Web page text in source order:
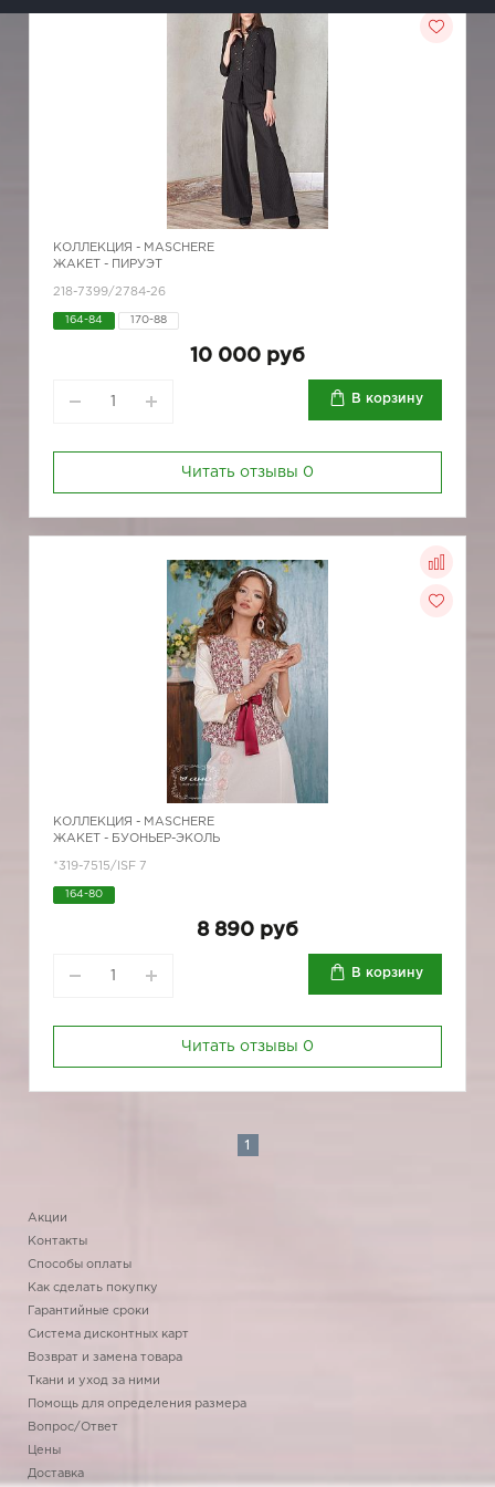
КОЛЛЕКЦИЯ - MASCHERE
ЖАКЕТ - ПИРУЭТ
218-7399/2784-26
164-84 170-88
10 000 руб
В корзину
Читать отзывы 0
КОЛЛЕКЦИЯ - MASCHERE
ЖАКЕТ - БУОНЬЕР-ЭКОЛЬ
*319-7515/ISF 7
164-80
8 890 руб
В корзину
Читать отзывы 0
1
Акции
Контакты
Способы оплаты
Как сделать покупку
Гарантийные сроки
Система дисконтных карт
Возврат и замена товара
Ткани и уход за ними
Помощь для определения размера
Вопрос/Ответ
Цены
Доставка